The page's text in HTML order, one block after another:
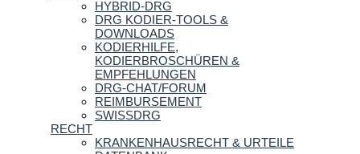
HYBRID-DRG
DRG KODIER-TOOLS &
DOWNLOADS
KODIERHILFE,
KODIERBROSCHÜREN &
EMPFEHLUNGEN
DRG-CHAT/FORUM
REIMBURSEMENT
SWISSDRG
RECHT
KRANKENHAUSRECHT & URTEILE